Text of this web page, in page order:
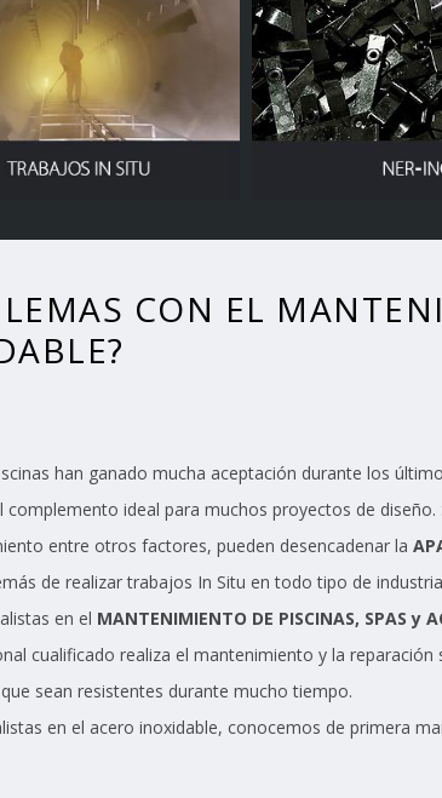
CON EL
han ganado mucha aceptación durante los
complemento ideal para muchos proyectos de
entre otros factores, pueden desencadenar la
de realizar trabajos In Situ en todo tipo de
en el MANTENIMIENTO DE PISCINAS, SPAS y
cualificado realiza el mantenimiento y la
sean resistentes durante mucho tiempo.
en el acero inoxidable, conocemos de primera